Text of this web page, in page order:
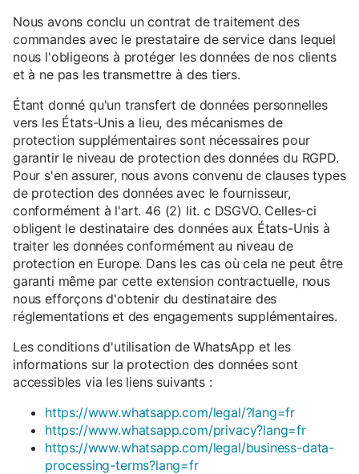
Nous avons conclu un contrat de traitement des
commandes avec le prestataire de service dans lequel
nous l'obligeons à protéger les données de nos clients
et à ne pas les transmettre à des tiers.
Étant donné qu'un transfert de données personnelles
vers les États-Unis a lieu, des mécanismes de
protection supplémentaires sont nécessaires pour
garantir le niveau de protection des données du RGPD.
Pour s'en assurer, nous avons convenu de clauses types
de protection des données avec le fournisseur,
conformément à l'art. 46 (2) lit. c DSGVO. Celles-ci
obligent le destinataire des données aux États-Unis à
traiter les données conformément au niveau de
protection en Europe. Dans les cas où cela ne peut être
garanti même par cette extension contractuelle, nous
nous efforçons d'obtenir du destinataire des
réglementations et des engagements supplémentaires.
Les conditions d'utilisation de WhatsApp et les
informations sur la protection des données sont
accessibles via les liens suivants :
https://www.whatsapp.com/legal/?lang=fr
https://www.whatsapp.com/privacy?lang=fr
https://www.whatsapp.com/legal/business-data-
processing-terms?lang=fr